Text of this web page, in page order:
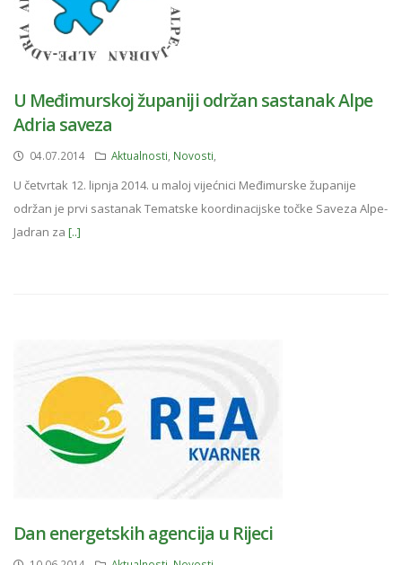
U Međimurskoj županiji održan sastanak Alpe
Adria saveza
04.07.2014 Aktualnosti Novosti
U četvrtak 12. lipnja 2014. u maloj vijećnici Međimurske županije
održan je prvi sastanak Tematske koordinacijske točke Saveza Alpe-
Jadran za [..]
Dan energetskih agencija u Rijeci